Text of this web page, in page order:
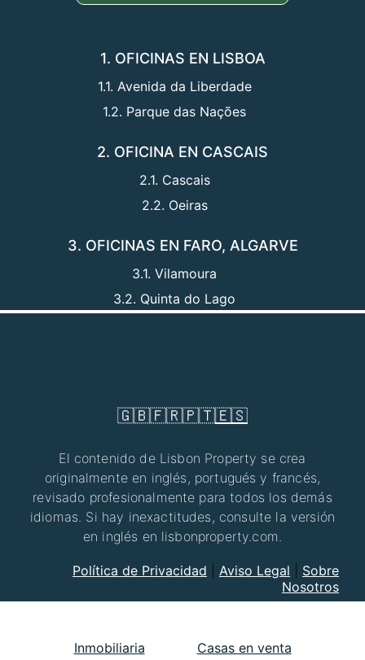
1. OFICINAS EN LISBOA
1.1. Avenida da Liberdade
1.2. Parque das Nações
2. OFICINA EN CASCAIS
2.1. Cascais
2.2. Oeiras
3. OFICINAS EN FARO, ALGARVE
3.1. Vilamoura
3.2. Quinta do Lago
🇬🇧🇫🇷🇵🇹🇪🇸
El contenido de Lisbon Property se crea
originalmente en inglés, portugués y francés,
revisado profesionalmente para todos los demás
idiomas. Si hay inexactitudes, consulte la versión
en inglés en lisbonproperty.com.
Política de Privacidad Aviso Legal
Sobre
Nosotros
Inmobiliaria Casas en venta